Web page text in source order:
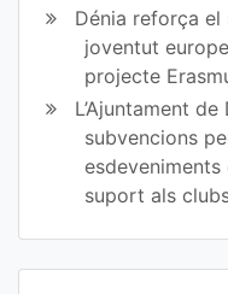
Dénia reforça
joventut
projecte
L’Ajuntament
subvencions
suport als